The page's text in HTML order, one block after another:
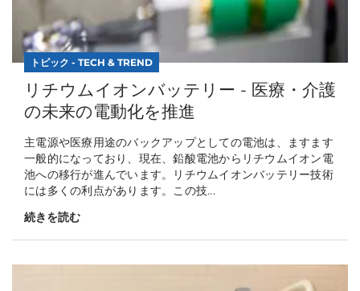
トピック - TECH & TREND
リチウムイオンバッテリー - 医療・介護
の未来の電動化を推進
主電源や医療用途のバックアップとしての電池は、ますます
一般的になっており、現在、鉛酸電池からリチウムイオン電
池への移行が進んでいます。リチウムイオンバッテリー技術
には多くの利点があります。この技...
続きを読む